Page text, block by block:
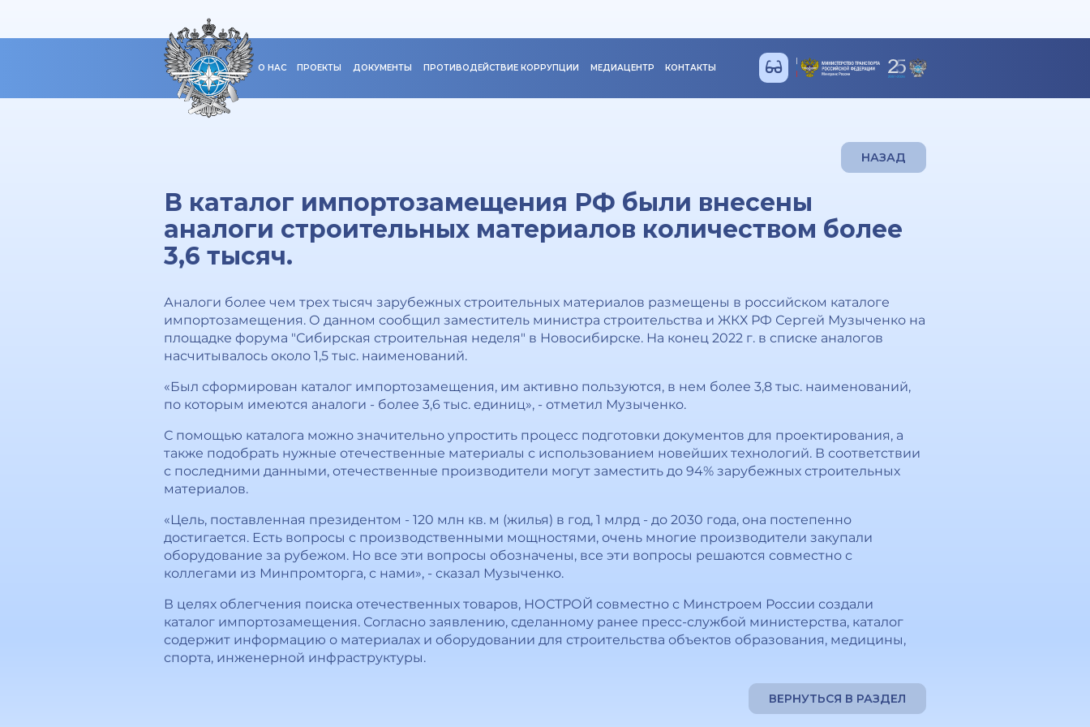
О НАС ПРОЕКТЫ ДОКУМЕНТЫ ПРОТИВОДЕЙСТВИЕ КОРРУПЦИИ МЕДИАЦЕНТР КОНТАКТЫ
НАЗАД
В каталог импортозамещения РФ были внесены
аналоги строительных материалов количеством более
3,6 тысяч.
Аналоги более чем трех тысяч зарубежных строительных материалов размещены в российском каталоге
импортозамещения. О данном сообщил заместитель министра строительства и ЖКХ РФ Сергей Музыченко на
площадке форума "Сибирская строительная неделя" в Новосибирске. На конец 2022 г. в списке аналогов
насчитывалось около 1,5 тыс. наименований.
«Был сформирован каталог импортозамещения, им активно пользуются, в нем более 3,8 тыс. наименований,
по которым имеются аналоги - более 3,6 тыс. единиц», - отметил Музыченко.
С помощью каталога можно значительно упростить процесс подготовки документов для проектирования, а
также подобрать нужные отечественные материалы с использованием новейших технологий. В соответствии
с последними данными, отечественные производители могут заместить до 94% зарубежных строительных
материалов.
«Цель, поставленная президентом - 120 млн кв. м (жилья) в год, 1 млрд - до 2030 года, она постепенно
достигается. Есть вопросы с производственными мощностями, очень многие производители закупали
оборудование за рубежом. Но все эти вопросы обозначены, все эти вопросы решаются совместно с
коллегами из Минпромторга, с нами», - сказал Музыченко.
В целях облегчения поиска отечественных товаров, НОСТРОЙ совместно с Минстроем России создали
каталог импортозамещения. Согласно заявлению, сделанному ранее пресс-службой министерства, каталог
содержит информацию о материалах и оборудовании для строительства объектов образования, медицины,
спорта, инженерной инфраструктуры.
ВЕРНУТЬСЯ В РАЗДЕЛ